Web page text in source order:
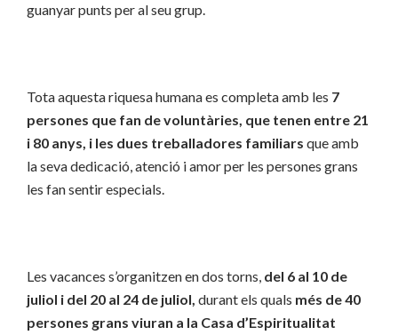
guanyar punts per al seu grup.
Tota aquesta riquesa humana es completa amb les 7
persones que fan de voluntàries, que tenen entre 21
i 80 anys, i les dues treballadores familiars que amb
la seva dedicació, atenció i amor per les persones grans
les fan sentir especials.
Les vacances s’organitzen en dos torns, del 6 al 10 de
juliol i del 20 al 24 de juliol, durant els quals més de 40
persones grans viuran a la Casa d’Espiritualitat